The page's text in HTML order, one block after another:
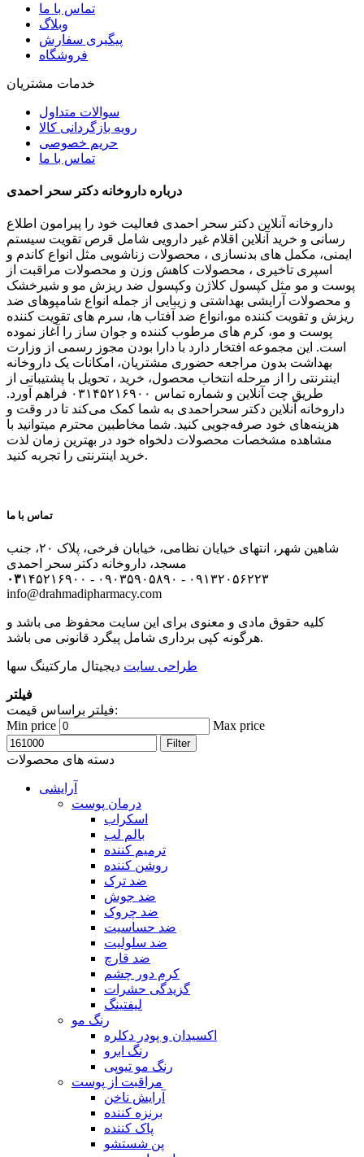
تماس با ما
وبلاگ
پیگیری سفارش
فروشگاه
خدمات مشتریان
سوالات متداول
رویه بازگردانی کالا
حریم خصوصی
تماس با ما
درباره داروخانه دکتر سحر احمدی
داروخانه آنلاین دکتر سحر احمدی فعالیت خود را پیرامون اطلاع
رسانی و خرید آنلاین اقلام غیر دارویی شامل قرص تقویت سیستم
ایمنی، مکمل های بدنسازی ، محصولات زناشویی مثل انواع کاندم و
اسپری تاخیری ، محصولات کاهش وزن و محصولات مراقبت از
پوست و مو مثل کپسول کلاژن وکپسول ضد ریزش مو و شیرخشک
و محصولات آرایشی بهداشتی و زیبایی از جمله انواع شامپوهای ضد
ریزش و تقویت کننده مو،انواع ضد آفتاب ها، سرم های تقویت کننده
پوست و مو، کرم های مرطوب کننده و جوان ساز را آغاز نموده
است. این مجموعه افتخار دارد با دارا بودن مجوز رسمی از وزارت
بهداشت بدون مراجعه حضوری مشتریان، امکانات یک داروخانه
اینترنتی را از مرحله انتخاب محصول، خرید ، تحویل با پشتیبانی از
طریق چت آنلاین و شماره تماس ۰۳۱۴۵۲۱۶۹۰۰ فراهم آورد.
داروخانه آنلاین دکتر سحراحمدی به شما کمک می‌کند تا در وقت و
هزینه‌های خود صرفه‌جویی کنید. شما مخاطبین محترم میتوانید با
مشاهده مشخصات محصولات دلخواه خود در بهترین زمان لذت
خرید اینترنتی را تجربه کنید.
تماس با ما
شاهین شهر، انتهای خیایان نظامی، خیابان فرخی، پلاک ۲۰، جنب
مسجد، داروخانه دکتر سحر احمدی
۰۳۱۴۵۲۱۶۹۰۰ - ۰۹۰۳۵۹۰۵۸۹۰ - ۰۹۱۳۲۰۵۶۲۲۳
info@drahmadipharmacy.com
کلیه حقوق مادی و معنوی برای این سایت محفوظ می باشد و
هرگونه کپی برداری شامل پیگرد قانونی می باشد.
طراحی سایت دیجیتال مارکتینگ سها
فیلتر
فیلتر براساس قیمت:
Min price
Max price
Filter
دسته های محصولات
آرایشی
درمان پوست
اسکراب
بالم لب
ترمیم کننده
روشن کننده
ضد ترک
ضد جوش
ضد چروک
ضد حساسیت
ضد سلولیت
ضد قارچ
کرم دور چشم
گزیدگی حشرات
لیفتینگ
رنگ مو
اکسیدان و پودر دکلره
رنگ ابرو
رنگ مو تیوپی
مراقبت از پوست
آرایش ناخن
برنزه کننده
پاک کننده
پن شستشو